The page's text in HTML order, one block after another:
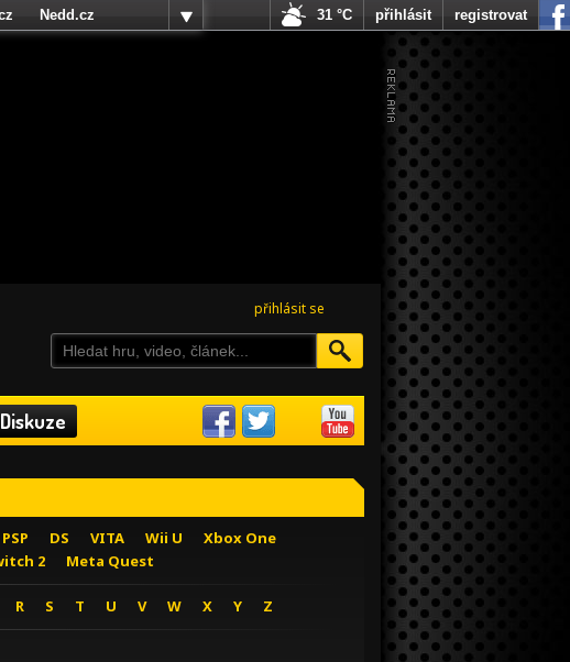
přihlásit se
Diskuze
PSP DS VITA Wii U
Xbox One
2 Meta Quest
R S T U V W X Y Z
Nedd.cz
31 °C přihlásit registrovat